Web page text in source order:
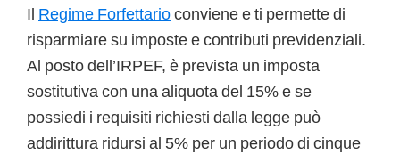
Il Regime Forfettarioconviene e ti permette di
risparmiare su imposte e contributi previdenziali.
Al posto dell’IRPEF, è prevista un imposta
sostitutiva con una aliquota del 15% e se
possiedi i requisiti richiesti dalla legge può
addirittura ridursi al 5% per un periodo di cinque